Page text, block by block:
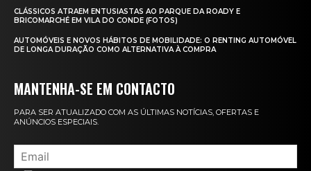
CLÁSSICOS ATRAEM ENTUSIASTAS AO PARQUE DA ROADY E
BRICOMARCHÉ EM VILA DO CONDE (FOTOS)
AUTOMÓVEIS E NOVOS HÁBITOS DE MOBILIDADE: O RENTING AUTOMÓVEL
DE LONGA DURAÇÃO COMO ALTERNATIVA À COMPRA
MANTENHA-SE EM CONTACTO
PARA SER ATUALIZADO COM AS ÚLTIMAS NOTÍCIAS, OFERTAS E
ANÚNCIOS ESPECIAIS.